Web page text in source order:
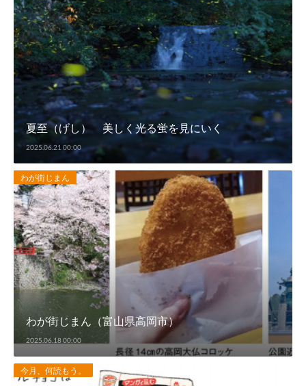
夏至（げし） 美しく光る蛍を見にいく
2025.06.21 00:00
わが街じまん
わが街じまん（富山県高岡市）
2025.06.18 00:00
今月、何読もう。